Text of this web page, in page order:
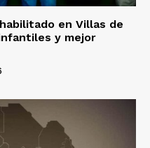
en Villas de
y mejor